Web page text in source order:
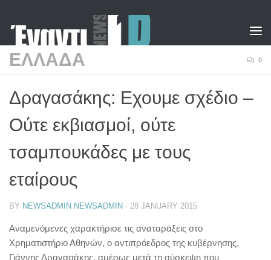
ΕΛΛΑΔΑ 0
Δραγασάκης: Εχουμε σχέδιο –
Ούτε εκβιασμοί, ούτε
τσαμπουκάδες με τους
εταίρους
BY NEWSADMIN NEWSADMIN · 28 JANUARY 2015
Αναμενόμενες χαρακτήρισε τις αναταράξεις στο
Χρηματιστήριο Αθηνών, ο αντιπρόεδρος της κυβέρνησης,
Γιάννης Δραγασάκης, αμέσως μετά τη σύσκεψη που